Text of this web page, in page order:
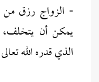
- الزواج رزق من
يمكن أن
الذي قدره الله